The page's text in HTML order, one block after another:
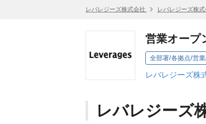
レバレジーズ株式会社 レバレジーズ株
営業オープ
全部署/各拠点/営
レバレジーズ株
レバレジーズ